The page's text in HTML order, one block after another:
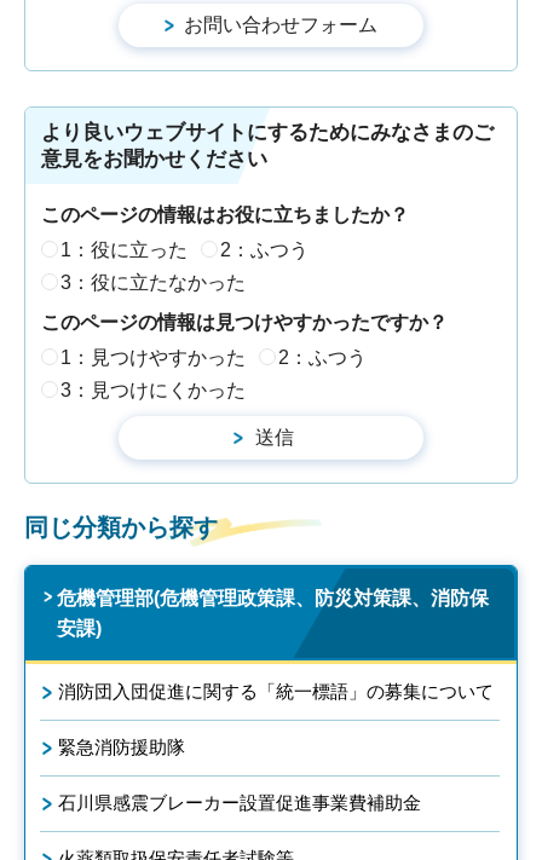
より良いウェブサイトにするためにみなさまのご
意見をお聞かせください
このページの情報はお役に立ちましたか？
1：役に立った
2：ふつう
3：役に立たなかった
このページの情報は見つけやすかったですか？
1：見つけやすかった
2：ふつう
3：見つけにくかった
同じ分類から探す
危機管理部(危機管理政策課、防災対策課、消防保
安課)
消防団入団促進に関する「統一標語」の募集について
緊急消防援助隊
石川県感震ブレーカー設置促進事業費補助金